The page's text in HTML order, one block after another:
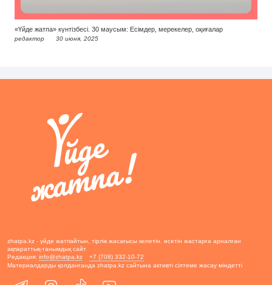
«Үйде жатпа» күнтізбесі. 30 маусым: Есімдер, мерекелер, оқиғалар
редактор 30 июня, 2025
zhatpa.kz - үйде жатпайтын, тірлік жасағысы келетін, өсетін жастарға арналған
ақпараттық-танымдық сайт
Редакция: info@zhatpa.kz
+7 (708) 332-10-72
Материалдарды қолданғанда zhatpa.kz сайтына активті сілтеме жасау міндетті